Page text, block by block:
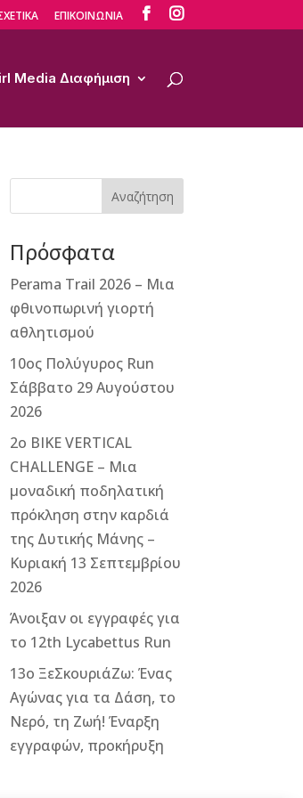
ΕΠΙΚΟΙΝΩΝΙΑ  
Media Διαφήμιση
Αναζήτηση
Πρόσφατα
Perama Trail 2026 – Μια
φθινοπωρινή γιορτή
αθλητισμού
10ος Πολύγυρος Run
Σάββατο 29 Αυγούστου
2026
2ο ΒΙΚΕ VERTICAL
CHALLENGE – Μια
μοναδική ποδηλατική
πρόκληση στην καρδιά
της Δυτικής Μάνης –
Κυριακή 13 Σεπτεμβρίου
2026
Άνοιξαν οι εγγραφές για
το 12th Lycabettus Run
13ο ΞεΣκουριάΖω: Ένας
Αγώνας για τα Δάση, το
Νερό, τη Ζωή! Έναρξη
εγγραφών, προκήρυξη